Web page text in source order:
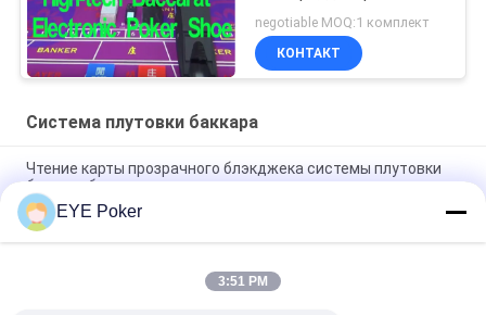
игральных карт
negotiable MOQ:1 комплект
КОНТАКТ
Система плутовки баккара
Чтение карты прозрачного блэкджека системы плутовки
баккара ботинка покера ясное
Шуффлер игральной карты пластикового материала для
обжуливать баккара
Прозрачная система плутовки ботинка/баккара покера
EYE Poker
3:51 PM